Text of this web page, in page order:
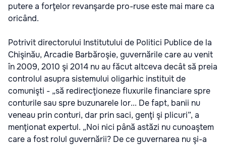
putere a forţelor revanşarde pro-ruse este mai mare ca
oricând.
Potrivit directorului Institutului de Politici Publice de la
Chişinău, Arcadie Barbăroşie, guvernările care au venit
în 2009, 2010 şi 2014 nu au făcut altceva decât să preia
controlul asupra sistemului oligarhic instituit de
comunişti - „să redirecţioneze fluxurile financiare spre
conturile sau spre buzunarele lor... De fapt, banii nu
veneau prin conturi, dar prin saci, genţi şi plicuri”, a
menţionat expertul. „Noi nici până astăzi nu cunoaştem
care a fost rolul guvernării? De ce guvernarea nu şi-a